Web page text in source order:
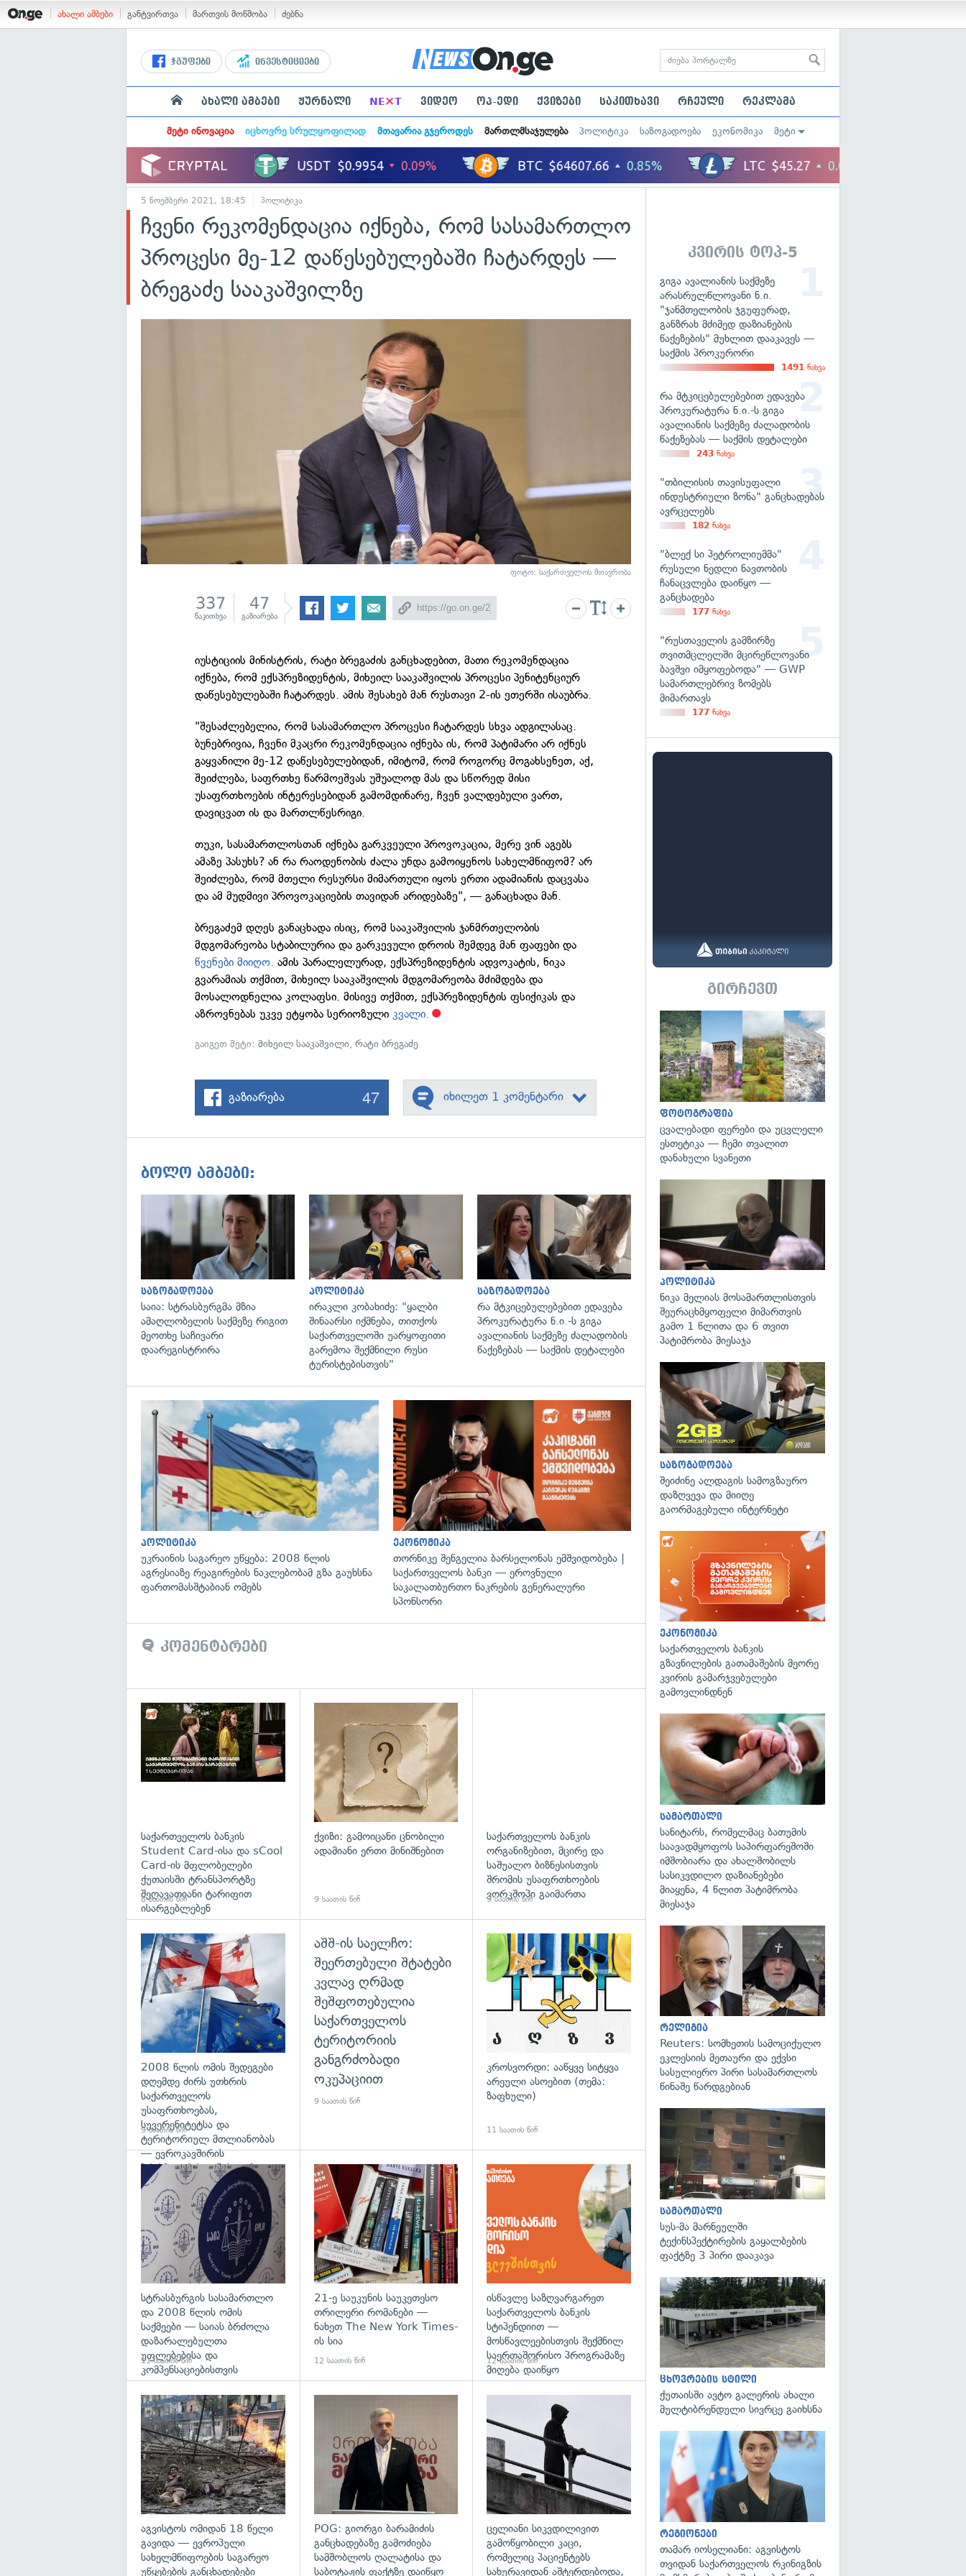
ახალი ამბები განტვირთვა მართვის მოწმობა ძებნა
ჯგუფები ინვესტიციები
ახალი ამბები ჟურნალი NE×T ვიდეო ოპ-ედი ქვიზები საკითხავი რჩეული რეკლამა
მეტი ინოვაცია იცხოვრე სრულყოფილად მთავარია გჯეროდეს მართლმსაჯულება პოლიტიკა საზოგადოება ეკონომიკა მეტი
5 ნოემბერი 2021, 18:45 პოლიტიკა
ჩვენი რეკომენდაცია იქნება, რომ სასამართლო
პროცესი მე-12 დაწესებულებაში ჩატარდეს —
ბრეგაძე სააკაშვილზე
ფოტო: საქართველოს მთავრობა
337
წაკითხვა
47
გაზიარება
იუსტიციის მინისტრის, რატი ბრეგაძის განცხადებით, მათი რეკომენდაცია
იქნება, რომ ექსპრეზიდენტის, მიხეილ სააკაშვილის პროცესი პენიტენციურ
დაწესებულებაში ჩატარდეს. ამის შესახებ მან რუსთავი 2-ის ეთერში ისაუბრა.
"შესაძლებელია, რომ სასამართლო პროცესი ჩატარდეს სხვა ადგილასაც.
ბუნებრივია, ჩვენი მკაცრი რეკომენდაცია იქნება ის, რომ პატიმარი არ იქნეს
გაყვანილი მე-12 დაწესებულებიდან, იმიტომ, რომ როგორც მოგახსენეთ, აქ,
შეიძლება, საფრთხე წარმოეშვას უშუალოდ მას და სწორედ მისი
უსაფრთხოების ინტერესებიდან გამომდინარე, ჩვენ ვალდებული ვართ,
დავიცვათ ის და მართლწესრიგი.
თუკი, სასამართლოსთან იქნება გარკვეული პროვოკაცია, მერე ვინ აგებს
ამაზე პასუხს? ან რა რაოდენობის ძალა უნდა გამოიყენოს სახელმწიფომ? არ
შეიძლება, რომ მთელი რესურსი მიმართული იყოს ერთი ადამიანის დაცვასა
და ამ მუდმივი პროვოკაციების თავიდან არიდებაზე", — განაცხადა მან.
ბრეგაძემ დღეს განაცხადა ისიც, რომ სააკაშვილის ჯანმრთელობის
მდგომარეობა სტაბილურია და გარკევული დროის შემდეგ მან ფაფები და
წვენები მიიღო. ამის პარალელურად, ექსპრეზიდენტის ადვოკატის, ნიკა
გვარამიას თქმით, მიხეილ სააკაშვილის მდგომარეობა მძიმდება და
მოსალოდნელია კოლაფსი. მისივე თქმით, ექსპრეზიდენტის ფსიქიკას და
აზროვნებას უკვე ეტყობა სერიოზულიკვალი.
გაიგეთ მეტი:მიხეილ სააკაშვილი,რატი ბრეგაძე
გაზიარება 47 იხილეთ 1 კომენტარი
ბოლო ამბები:
საზოგადოება
საია: სტრასბურგმა მზია
ამაღლობელის საქმეზე რიგით
მეოთხე საჩივარი
დაარეგისტრირა
გადახედვა
პოლიტიკა
ირაკლი კობახიძე: "ყალბი
შინაარსი იქმნება, თითქოს
საქართველოში უარყოფითი
გარემოა შექმნილი რუსი
ტურისტებისთვის"
გადახედვა
საზოგადოება
რა მტკიცებულებებით ედავება
პროკურატურა ნ.ი.-ს გიგა
ავალიანის საქმეზე ძალადობის
წაქეზებას — საქმის დეტალები
პოლიტიკა
უკრაინის საგარეო უწყება: 2008 წლის
აგრესიაზე რეაგირების ნაკლებობამ გზა გაუხსნა
ფართომასშტაბიან ომებს
ეკონომიკა
თორნიკე შენგელია ბარსელონას ემშვიდობება |
საქართველოს ბანკი — ეროვნული
საკალათბურთო ნაკრების გენერალური
სპონსორი
კომენტარები
საქართველოს ბანკის
Student Card-ისა და sCool
Card-ის მფლობელები
ქუთაისში ტრანსპორტზე
შეღავათიანი ტარიფით
ისარგებლებენ
8 საათის წინ
ქვიზი: გამოიცანი ცნობილი
ადამიანი ერთი მინიშნებით
9 საათის წინ
საქართველოს ბანკის
ორგანიზებით, მცირე და
საშუალო ბიზნესისთვის
შრომის უსაფრთხოების
ვორკშოპი გაიმართა
9 საათის წინ
გადახედვა
2008 წლის ომის შედეგები
დღემდე ძირს უთხრის
საქართველოს
უსაფრთხოებას,
სუვერენიტეტსა და
ტერიტორიულ მთლიანობას
— ევროკავშირის
პრესპიკერის განცხადება
9 საათის წინ
აშშ-ის საელჩო:
შეერთებული შტატები
კვლავ ღრმად
შეშფოთებულია
საქართველოს
ტერიტორიის
განგრძობადი
ოკუპაციით
9 საათის წინ
გადახედვა
კროსვორდი: ააწყვე სიტყვა
არეული ასოებით (თემა:
ზაფხული)
11 საათის წინ
გადახედვა
სტრასბურგის სასამართლო
და 2008 წლის ომის
საქმეები — საიას ბრძოლა
დაზარალებულთა
უფლებებისა და
კომპენსაციებისთვის
11 საათის წინ
გადახედვა
21-ე საუკუნის საუკეთესო
თრილერი რომანები —
ნახეთ The New York Times-
ის სია
12 საათის წინ
ისწავლე საზღვარგარეთ
საქართველოს ბანკის
სტიპენდიით —
მოსწავლეებისთვის შექმნილ
საერთაშორისო პროგრამაზე
მიღება დაიწყო
12 საათის წინ
აგვისტოს ომიდან 18 წელი
გავიდა — ევროპული
სახელმწიფოების საგარეო
უწყებების განცხადებები
POG: გიორგი ბარამიძის
განცხადებაზე გამოძიება
სამშობლოს ღალატისა და
საბოტაჟის ფაქტზე დაიწყო
გადახედვა
ცელიანი სიკვდილივით
გამოწყობილი კაცი,
რომელიც პაციენტებს
სახურავიდან აშტერდებოდა,
კვირის ტოპ-5
გიგა ავალიანის საქმეზე
არასრულწლოვანი ნ.ი.
"ჯანმთელობის ჯგუფურად,
განზრახ მძიმედ დაზიანების
წაქეზების" მუხლით დააკავეს —
საქმის პროკურორი
1491 ნახვა
რა მტკიცებულებებით ედავება
პროკურატურა ნ.ი.-ს გიგა
ავალიანის საქმეზე ძალადობის
წაქეზებას — საქმის დეტალები
243 ნახვა
"თბილისის თავისუფალი
ინდუსტრიული ზონა" განცხადებას
ავრცელებს
182 ნახვა
"ბლექ სი პეტროლიუმმა"
რუსული ნედლი ნავთობის
ჩანაცვლება დაიწყო —
განცხადება
177 ნახვა
"რუსთაველის გამზირზე
თვითმცლელში მცირეწლოვანი
ბავშვი იმყოფებოდა" — GWP
სამართლებრივ ზომებს
მიმართავს
177 ნახვა
გირჩევთ
ფოტოგრაფია
ცვალებადი ფერები და უცვლელი
ესთეტიკა — ჩემი თვალით
დანახული სვანეთი
პოლიტიკა
ნიკა მელიას მოსამართლისთვის
შეურაცხმყოფელი მიმართვის
გამო 1 წლითა და 6 თვით
პატიმრობა მიესაჯა
საზოგადოება
შეიძინე ალდაგის სამოგზაურო
დაზღვევა და მიიღე
გაორმაგებული ინტერნეტი
ეკონომიკა
საქართველოს ბანკის
გზავნილების გათამაშების მეორე
კვირის გამარჯვებულები
გამოვლინდნენ
სამართალი
სანიტარს, რომელმაც ბათუმის
საავადმყოფოს საპირფარეშოში
იმშობიარა და ახალშობილს
სასიკვდილო დაზიანებები
მიაყენა, 4 წლით პატიმრობა
მიესაჯა
რელიგია
Reuters: სომხეთის სამოციქულო
ეკლესიის მეთაური და ექვსი
სასულიერო პირი სასამართლოს
წინაშე წარდგებიან
სამართალი
სუს-მა მარნეულში
ტექინსპექტირების გაყალბების
ფაქტზე 3 პირი დააკავა
ცხოვრების სტილი
ქუთაისში ავტო გალერის ახალი
მულტიბრენდული სივრცე გაიხსნა
რეგიონები
თამარ იოსელიანი: აგვისტოს
თვიდან საქართველოს რკინიგზის